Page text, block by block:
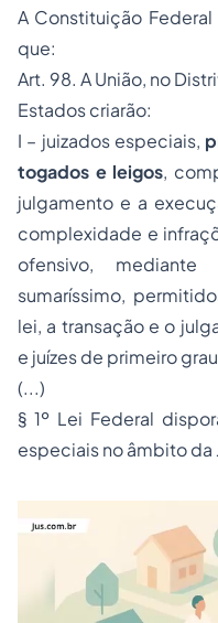
A Constituição
que:
Art. 98. A União, no
Estados criarão:
I – juizados especiais,
togados e leigos,
julgamento e a
complexidade e
ofensivo,
sumaríssimo,
lei, a transação e o
e juízes de primeiro
(...)
§ 1º Lei Federal
especiais no âmbito da